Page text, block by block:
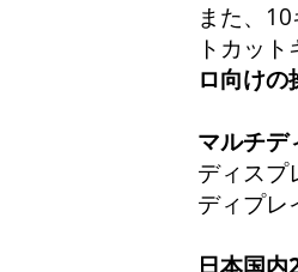
また、
トカッ
ロ向けの
マルチデ
ディスプ
ディプレ